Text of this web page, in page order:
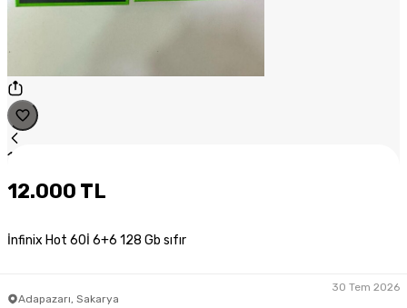
1
12.000 TL
İnfinix Hot 60İ 6+6 128 Gb sıfır
Adapazarı, Sakarya
30 Tem 2026